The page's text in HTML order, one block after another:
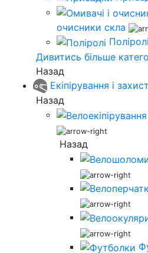
очисники скла
Поліролі
Дивитись більше
Назад
Екіпірування і захист
Назад
Назад